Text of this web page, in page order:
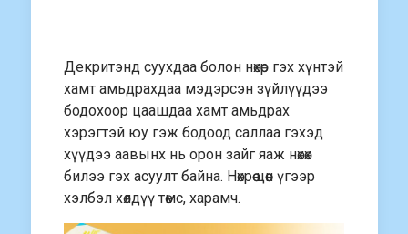
Декритэнд суухдаа болон нөхөр гэх хүнтэй
хамт амьдрахдаа мэдэрсэн зүйлүүдээ
бодохоор цаашдаа хамт амьдрах
хэрэгтэй юу гэж бодоод саллаа гэхэд
хүүдээ аавынх нь орон зайг яаж нөхөх
билээ гэх асуулт байна. Нөхрөө цөөн үгээр
хэлбэл хөлдүү төмс, харамч.